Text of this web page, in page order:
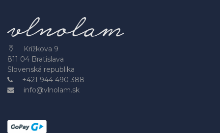
Krížkova 9
811 04 Bratislava
Slovenská republika
+421 944 490 388
info@vlnolam.sk